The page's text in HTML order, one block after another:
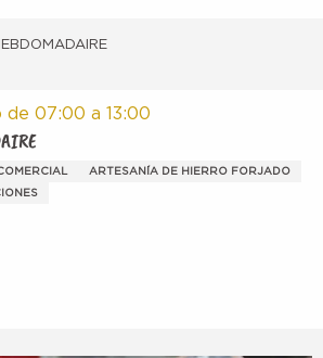
de 07:00 a 13:00
ARTESANÍA DE HIERRO FORJADO
aux favoris